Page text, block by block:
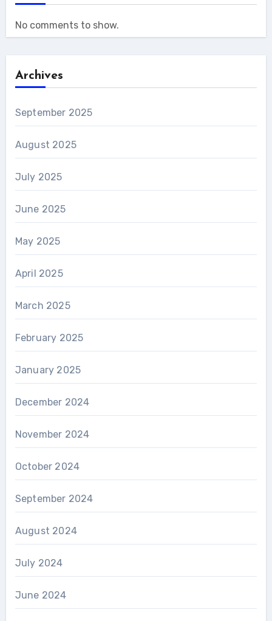
No comments to show.
Archives
September 2025
August 2025
July 2025
June 2025
May 2025
April 2025
March 2025
February 2025
January 2025
December 2024
November 2024
October 2024
September 2024
August 2024
July 2024
June 2024